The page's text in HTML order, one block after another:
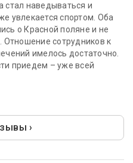
стал наведываться и
увлекается спортом. Оба
о Красной поляне и не
Отношение сотрудников к
имелось достаточно.
приедем – уже всей
›